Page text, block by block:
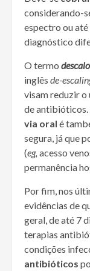
considerando-
espectro ou até
diagnóstico
O termo
inglês de-
visam reduzir o
de antibióticos.
via oral é
segura, já que
(eg, acesso
permanência
Por fim, nos
evidências de
geral, de até 7
terapias
condições
antibióticos